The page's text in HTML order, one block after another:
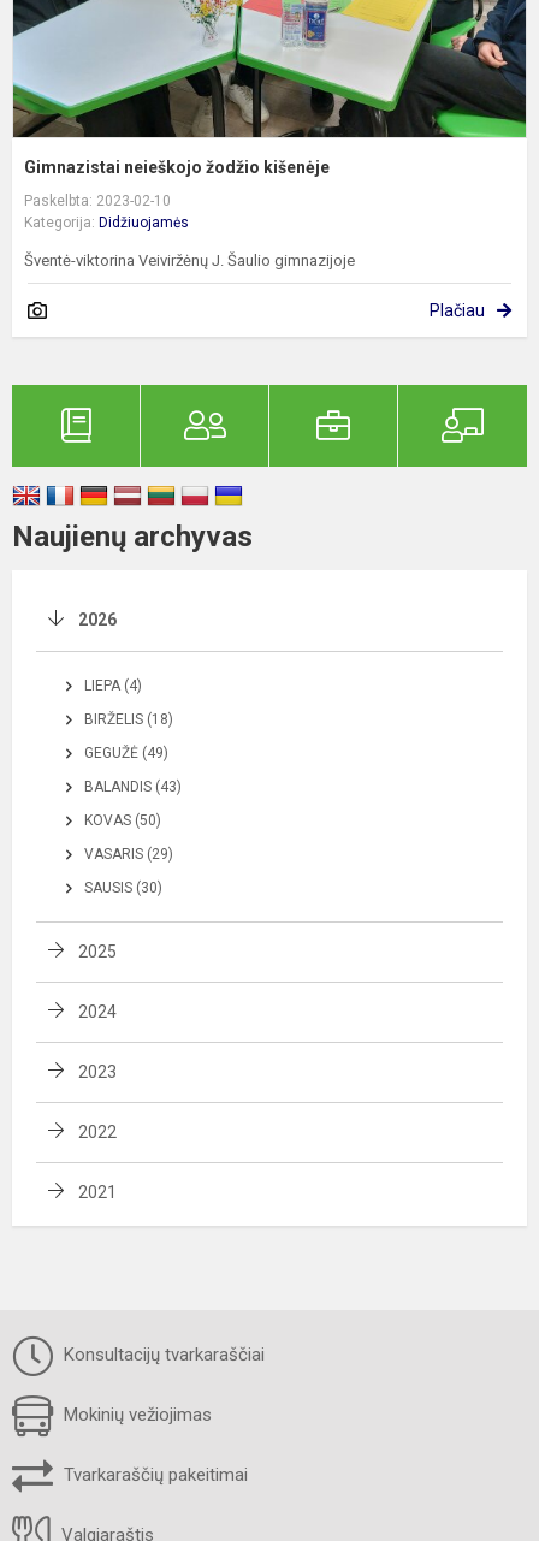
Gimnazistai neieškojo žodžio kišenėje
Paskelbta: 2023-02-10
Kategorija: Didžiuojamės
Šventė-viktorina Veiviržėnų J. Šaulio gimnazijoje
Plačiau
Naujienų archyvas
2026
LIEPA (4)
BIRŽELIS (18)
GEGUŽĖ (49)
BALANDIS (43)
KOVAS (50)
VASARIS (29)
SAUSIS (30)
2025
2024
2023
2022
2021
Konsultacijų tvarkaraščiai
Mokinių vežiojimas
Tvarkaraščių pakeitimai
Valgiaraštis